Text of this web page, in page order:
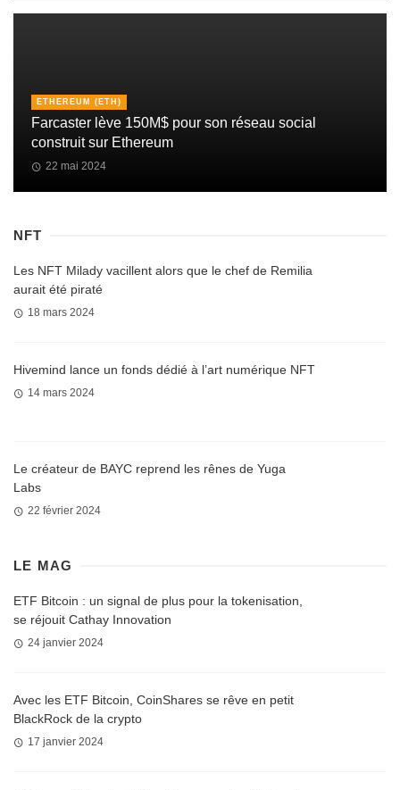
ETHEREUM (ETH)
Farcaster lève 150M$ pour son réseau social
construit sur Ethereum
22 mai 2024
NFT
Les NFT Milady vacillent alors que le chef de Remilia
aurait été piraté
18 mars 2024
Hivemind lance un fonds dédié à l’art numérique NFT
14 mars 2024
Le créateur de BAYC reprend les rênes de Yuga
Labs
22 février 2024
LE MAG
ETF Bitcoin : un signal de plus pour la tokenisation,
se réjouit Cathay Innovation
24 janvier 2024
Avec les ETF Bitcoin, CoinShares se rêve en petit
BlackRock de la crypto
17 janvier 2024